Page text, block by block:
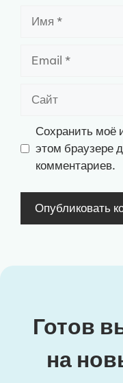
Сохранить моё
этом браузере
комментариев.
Готов
на